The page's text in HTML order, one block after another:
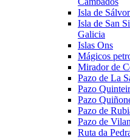
Isla de
Isla de San
Galicia
Islas Ons
Mágicos
Mirador de
Pazo de La
Pazo
Pazo
Pazo de
Pazo de
Ruta da